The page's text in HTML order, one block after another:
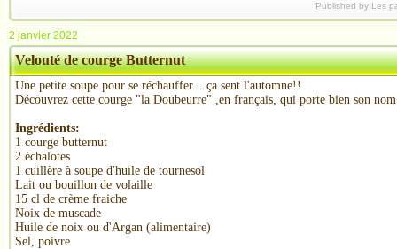
Published by Les
2 janvier 2022
Velouté de courge Butternut
Une petite soupe pour se réchauffer... ça sent l'automne!!
Découvrez cette courge "la Doubeurre" ,en français, qui porte bien son
Ingrédients:
1 courge butternut
2 échalotes
1 cuillère à soupe d'huile de tournesol
Lait ou bouillon de volaille
15 cl de crème fraiche
Noix de muscade
Huile de noix ou d'Argan (alimentaire)
Sel, poivre